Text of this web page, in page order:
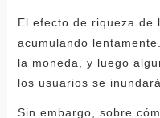
El efecto de riqueza de
acumulando
la moneda, y luego
los usuarios se
Sin embargo, sobre